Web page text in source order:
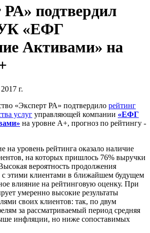
РА» подтвердил
«ЕФГ
Активами» на
г.
«Эксперт РА» подтвердило рейтинг
услуг управляющей компании «ЕФГ
на уровне А+, прогноз по рейтингу -
на уровень рейтинга оказало наличие
на которых пришлось 76% выручки
вероятность продолжения
с этими клиентами в ближайшем будущем
влияние на рейтинговую оценку. При
умеренно высокие результаты
своих клиентов: так, по двум
за рассматриваемый период средняя
инфляции, но ниже сопоставимых